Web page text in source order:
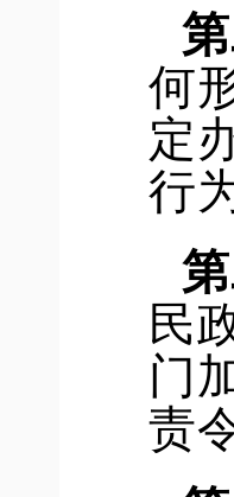
何
定
行
第
民
门
责